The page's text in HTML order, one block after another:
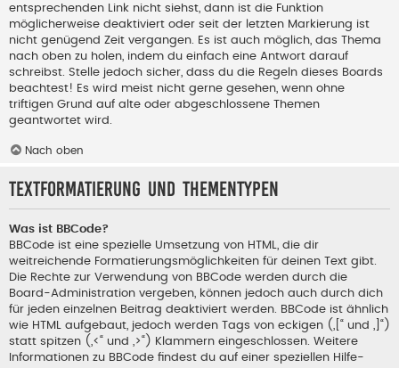
entsprechenden Link nicht siehst, dann ist die Funktion
möglicherweise deaktiviert oder seit der letzten Markierung ist
nicht genügend Zeit vergangen. Es ist auch möglich, das Thema
nach oben zu holen, indem du einfach eine Antwort darauf
schreibst. Stelle jedoch sicher, dass du die Regeln dieses Boards
beachtest! Es wird meist nicht gerne gesehen, wenn ohne
triftigen Grund auf alte oder abgeschlossene Themen
geantwortet wird.
Nach oben
Textformatierung und Thementypen
Was ist BBCode?
BBCode ist eine spezielle Umsetzung von HTML, die dir
weitreichende Formatierungsmöglichkeiten für deinen Text gibt.
Die Rechte zur Verwendung von BBCode werden durch die
Board-Administration vergeben, können jedoch auch durch dich
für jeden einzelnen Beitrag deaktiviert werden. BBCode ist ähnlich
wie HTML aufgebaut, jedoch werden Tags von eckigen („[“ und „]“)
statt spitzen („<“ und „>“) Klammern eingeschlossen. Weitere
Informationen zu BBCode findest du auf einer speziellen Hilfe-